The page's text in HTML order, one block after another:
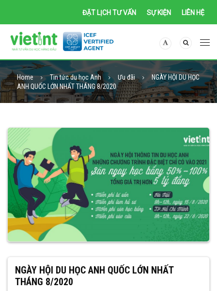
ĐẶT LỊCH TƯ VẤN SỰ KIỆN LIÊN HỆ
Home Tin tức du học Anh Ưu đãi
NGÀY HỘI DU HỌC
ANH QUỐC LỚN NHẤT THÁNG 8/2020
NGÀY HỘI DU HỌC ANH QUỐC LỚN NHẤT
THÁNG 8/2020